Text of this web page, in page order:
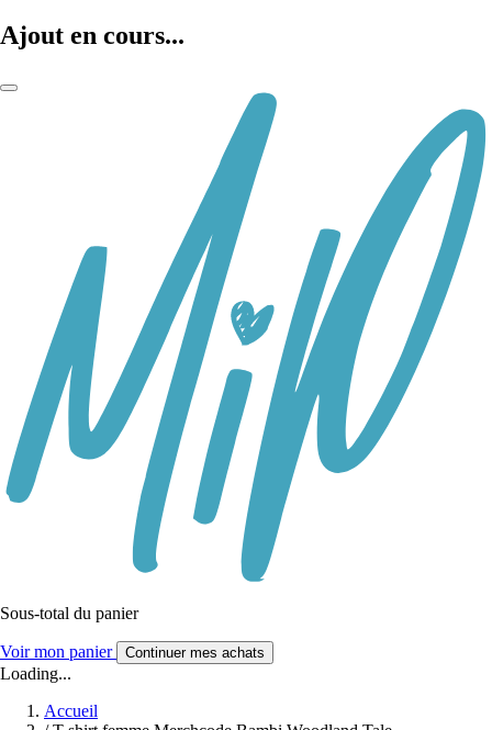
Ajout en cours...
Sous-total du panier
Voir mon panier Continuer mes achats
Loading...
Accueil